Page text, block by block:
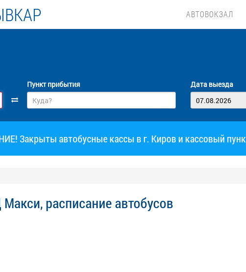
АВТОВОКЗАЛ
Пункт прибытия Дата выезда
Закрыты автобусные кассы в г. Киров и кассовый
расписание автобусов